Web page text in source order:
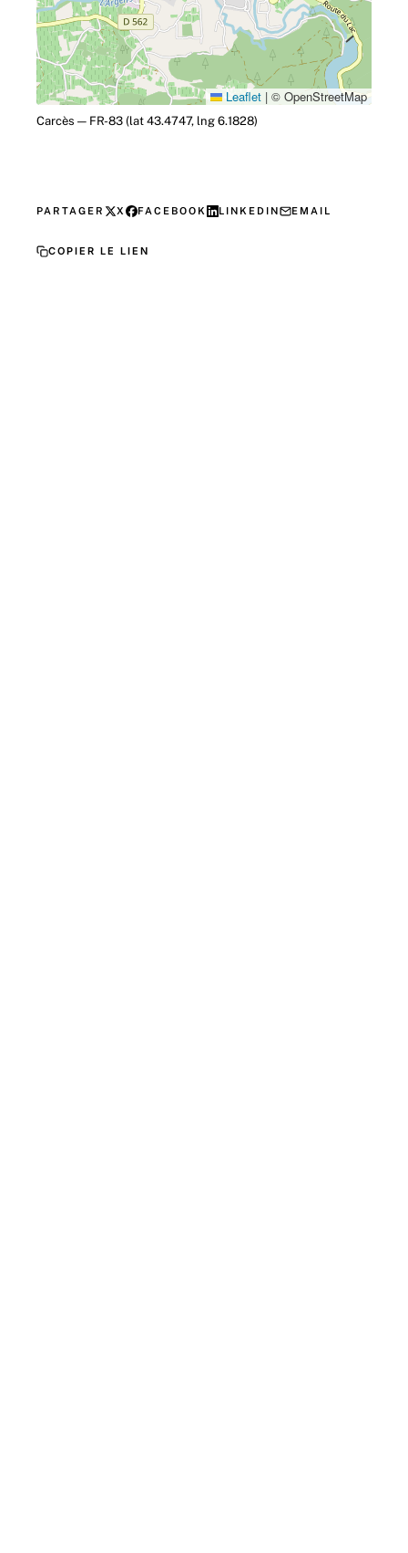
Leaflet | © OpenStreetMap
Carcès — FR-83 (lat 43.4747, lng 6.1828)
PARTAGER X FACEBOOK LINKEDIN EMAIL
COPIER LE LIEN